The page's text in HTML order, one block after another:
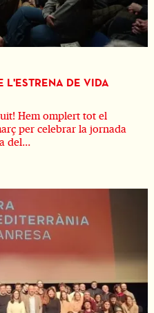
L'ESTRENA DE VIDA
Hem omplert tot el
per celebrar la jornada
del...